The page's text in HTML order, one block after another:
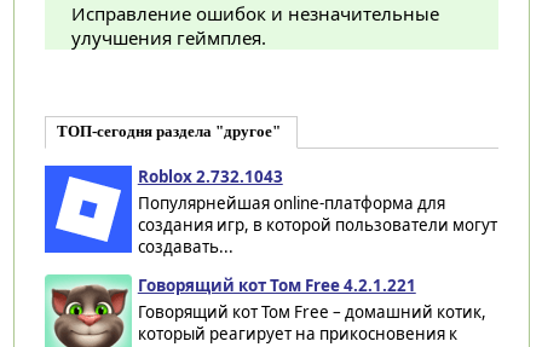
Исправление ошибок и незначительные
улучшения геймплея.
ТОП-сегодня раздела "другое"
Roblox 2.732.1043
Популярнейшая online-платформа для
создания игр, в которой пользователи могут
создавать...
Говорящий кот Том Free 4.2.1.221
Говорящий кот Том Free – домашний котик,
который реагирует на прикосновения к